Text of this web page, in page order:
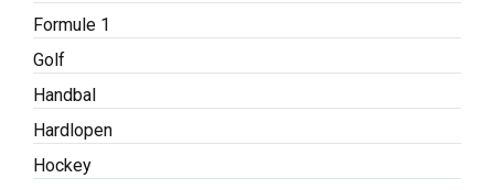
Formule 1
Golf
Handbal
Hardlopen
Hockey